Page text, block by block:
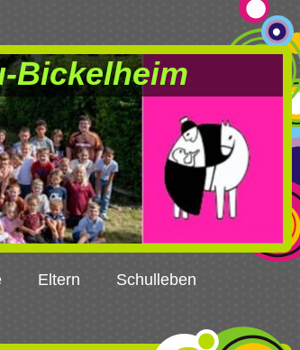
Bickelheim
Eltern Schulleben